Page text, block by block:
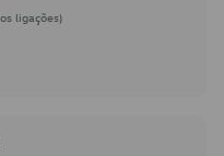
ligações)